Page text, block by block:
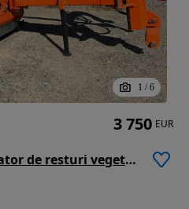
1 / 6
Zeppelin TerraKing Tocator de resturi vegetale Monegros 1.4/1.6/1.8
3 750 EUR